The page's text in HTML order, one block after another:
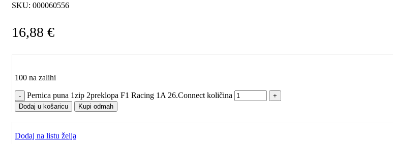
SKU: 000060556
16,88 €
100 na zalihi
Pernica puna 1zip 2preklopa F1 Racing 1A 26.Connect količina
Dodaj u košaricu Kupi odmah
Dodaj na listu želja